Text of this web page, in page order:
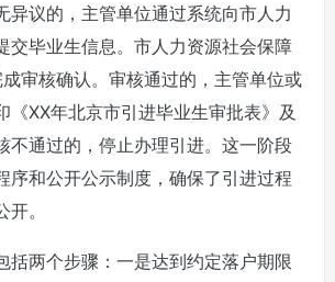
异议的，主管单位通过系统向市人力
交毕业生信息。市人力资源社会保障
审核确认。审核通过的，主管单位或
《XX年北京市引进毕业生审批表》及
不通过的，停止办理引进。这一阶段
序和公开公示制度，确保了引进过程
。
括两个步骤：一是达到约定落户期限